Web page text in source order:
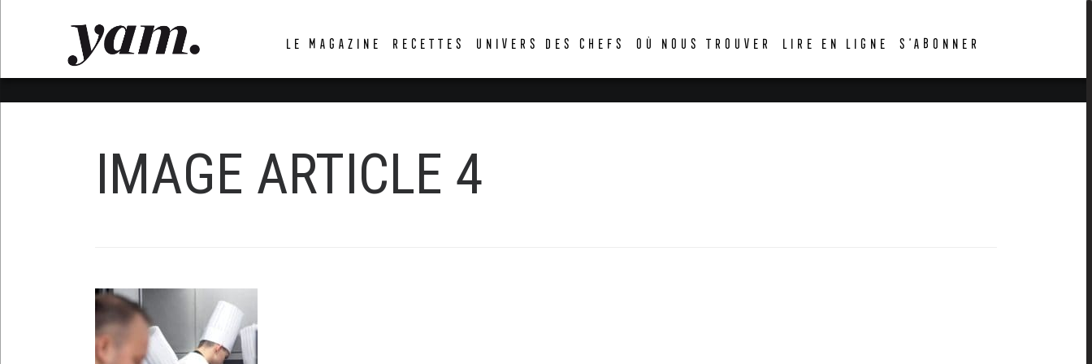
LE MAGAZINE RECETTES UNIVERS DES CHEFS OÙ NOUS TROUVER LIRE EN LIGNE S’ABONNER
IMAGE ARTICLE 4